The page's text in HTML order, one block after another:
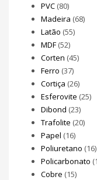
PVC (80)
Madeira (68)
Latão (55)
MDF (52)
Corten (45)
Ferro (37)
Cortiça (26)
Esferovite (25)
Dibond (23)
Trafolite (20)
Papel (16)
Poliuretano (16)
Policarbonato
Cobre (15)